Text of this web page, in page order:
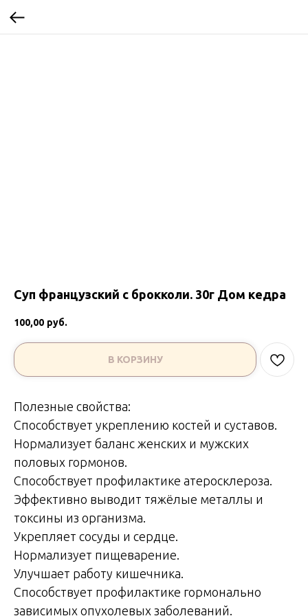
Суп французский с брокколи. 30г Дом кедра
100,00 руб.
В КОРЗИНУ
Полезные свойства:
Способствует укреплению костей и суставов.
Нормализует баланс женских и мужских
половых гормонов.
Способствует профилактике атеросклероза.
Эффективно выводит тяжёлые металлы и
токсины из организма.
Укрепляет сосуды и сердце.
Нормализует пищеварение.
Улучшает работу кишечника.
Способствует профилактике гормонально
зависимых опухолевых заболеваний.